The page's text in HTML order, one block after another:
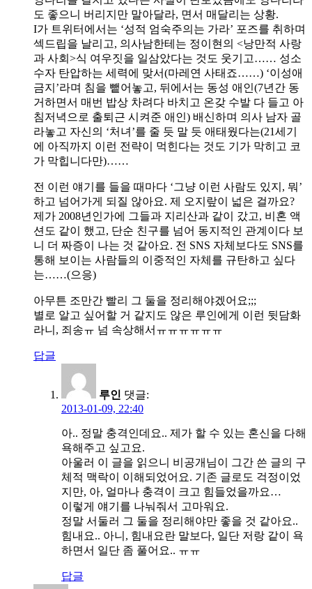
도 좋으니 버리지만 말아달라, 면서 매달리는 상황.
I가 트위터에서는 ‘성적 엄숙주의는 가라’ 포즈를 취하며
섹드립을 날리고, 의사남한테는 정이현의 <낭만적 사랑
과 사회>식 여우짓을 일삼았다는 것도 웃기고…… 성소
수자 탄압하는 세력에 맞서(마레연 사태죠……) ‘이성애
금지’라며 침을 뺕어놓고, 뒤에서는 동성 애인(7년간 동
거하면서 매번 밥상 차려다 바치고 온갖 수발 다 들고 아
침저녁으로 출퇴근 시켜준 애인) 배신하며 의사 남자 골
라놓고 자신의 ‘처녀’를 줄 듯 말 듯 애태웠다는(21세기
에 아직까지 이런 전략이 먹힌다는 것도 기가 막히고 코
가 막힙니다만)……
전 이런 얘기를 들을 때마다 ‘그냥 이런 사람도 있지, 뭐’
하고 넘어가게 되질 않아요. 제 오지랖이 넓은 걸까요?
제가 2008년인가에 그들과 지리산과 같이 갔고, 비혼 액
션도 같이 했고, 단순 친구를 넘어 동지적인 관계이다 보
니 더 짜증이 나는 것 같아요. 전 SNS 자체보다도 SNS를
통해 보이는 사람들의 이중적인 자체를 규탄하고 싶다
는……(으응)
아무튼 조만간 빨리 그 둘을 정리해야겠어요;;;
별로 알고 싶어할 거 같지도 않은 루인에게 이런 뒷담화
라니, 죄송ㅠ 넘 속상해서ㅠㅠㅠㅠㅠㅠ
답글
루인 댓글:
2013-01-09, 22:40
아.. 정말 충격인데요.. 제가 할 수 있는 혼신을 다해
욕해주고 싶고요.
아울러 이 글을 읽으니 비공개님이 그간 쓴 글의 구
체적 맥락이 이해되었어요. 기존 글로도 걱정이었
지만, 아, 얼마나 충격이 크고 힘들었을까요…
이렇게 얘기를 나눠줘서 고마워요.
정말 서둘러 그 둘을 정리해야만 좋을 것 같아요..
힘내요.. 아니, 힘내요란 말보다, 일단 저랑 같이 욕
하면서 일단 좀 풀어요.. ㅠㅠ
답글